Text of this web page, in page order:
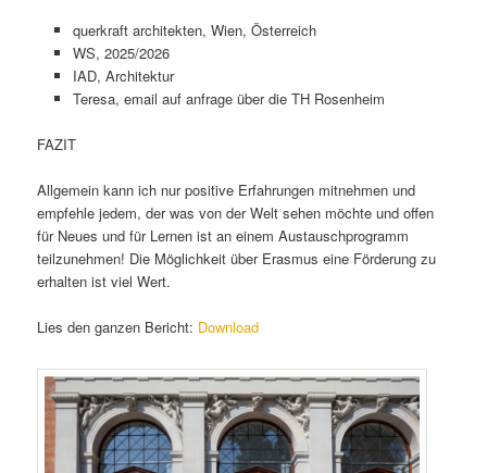
querkraft architekten, Wien, Österreich
WS, 2025/2026
IAD, Architektur
Teresa, email auf anfrage über die TH Rosenheim
FAZIT
Allgemein kann ich nur positive Erfahrungen mitnehmen und
empfehle jedem, der was von der Welt sehen möchte und offen
für Neues und für Lernen ist an einem Austauschprogramm
teilzunehmen! Die Möglichkeit über Erasmus eine Förderung zu
erhalten ist viel Wert.
Lies den ganzen Bericht: Download